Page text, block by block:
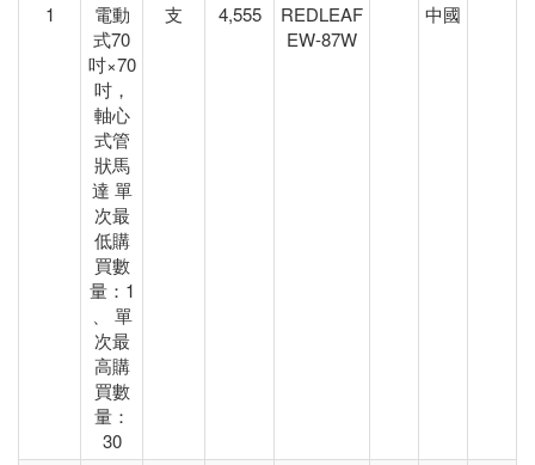
1
電動
式70
吋×70
吋，
軸心
式管
狀馬
達 單
次最
低購
買數
量：1
、 單
次最
高購
買數
量：
30
支 4,555
REDLEAF
EW-87W
中國